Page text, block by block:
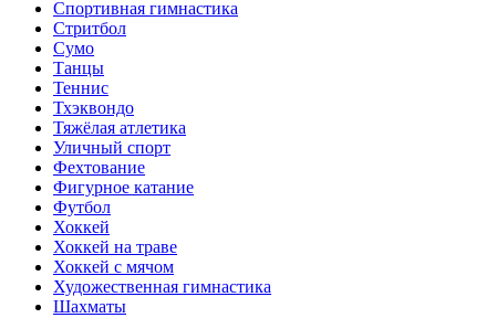
Спортивная гимнастика
Стритбол
Сумо
Танцы
Теннис
Тхэквондо
Тяжёлая атлетика
Уличный спорт
Фехтование
Фигурное катание
Футбол
Хоккей
Хоккей на траве
Хоккей с мячом
Художественная гимнастика
Шахматы